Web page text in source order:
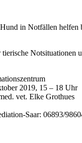
in Notfällen helfen
Notsituationen
2019, 15 –
vet. Elke Grothues
Saar: 06893/